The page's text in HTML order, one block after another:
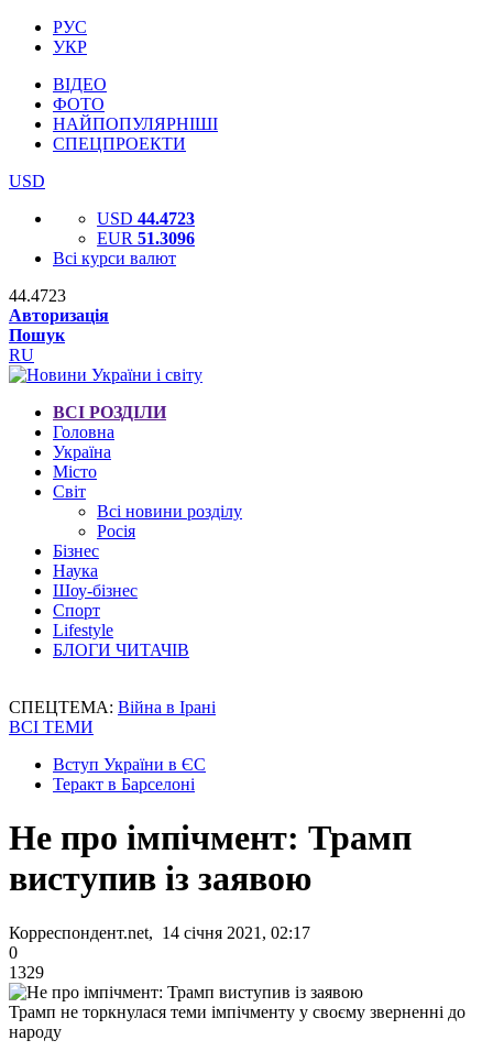
РУС
УКР
ВІДЕО
ФОТО
НАЙПОПУЛЯРНІШІ
СПЕЦПРОЕКТИ
USD
USD 44.4723
EUR 51.3096
Всі курси валют
44.4723
Авторизація
Пошук
RU
ВСІ РОЗДІЛИ
Головна
Україна
Місто
Світ
Всі новини розділу
Росія
Бізнес
Наука
Шоу-бізнес
Спорт
Lifestyle
БЛОГИ ЧИТАЧІВ
СПЕЦТЕМА: Війна в Ірані
ВСІ ТЕМИ
Вступ України в ЄС
Теракт в Барселоні
Не про імпічмент: Трамп
виступив із заявою
Корреспондент.net, 14 січня 2021, 02:17
0
1329
Трамп не торкнулася теми імпічменту у своєму зверненні до
народу